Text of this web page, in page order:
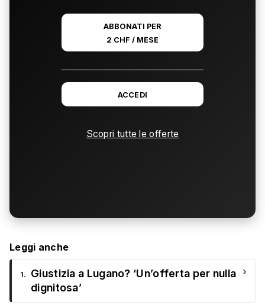
ABBONATI PER
2 CHF / MESE
ACCEDI
Scopri tutte le offerte
Leggi anche
1.
Giustizia a Lugano? ‘Un’offerta per nulla
dignitosa’
›